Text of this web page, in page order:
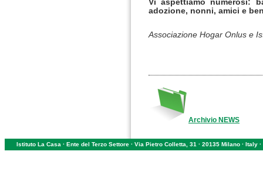
Vi aspettiamo numerosi:
adozione, nonni, amici e
Associazione Hogar Onlus e
Archivio NEWS
Istituto La Casa · Ente del Terzo Settore · Via Pietro Colletta, 31 · 20135 Milano · Italy